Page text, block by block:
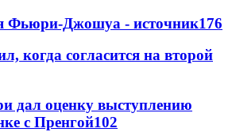
Фьюри-Джошуа - источник176
когда согласится на второй
дал оценку выступлению
с Пренгой102